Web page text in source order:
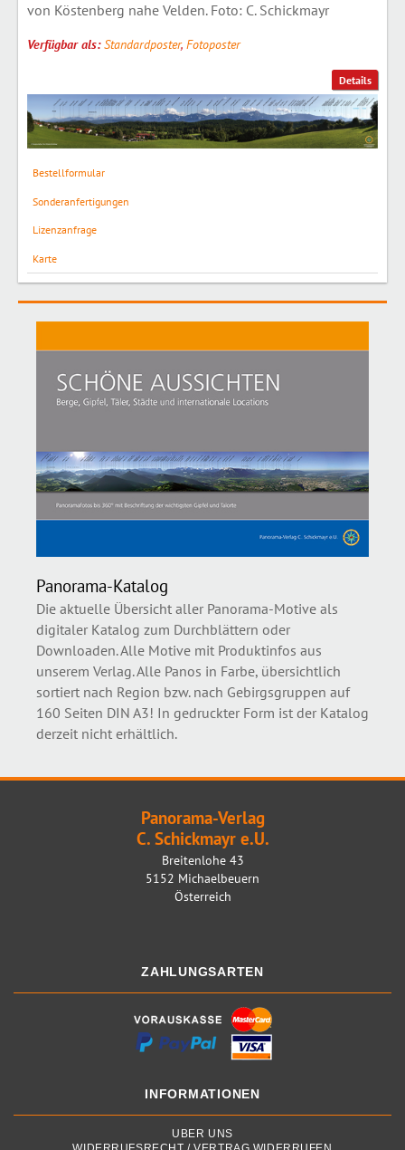
Details
von Köstenberg nahe Velden. Foto: C. Schickmayr
Verfügbar als:Standardposter, Fotoposter
Bestellformular
Sonderanfertigungen
Lizenzanfrage
Karte
Panorama-Katalog
Die aktuelle Übersicht aller Panorama-Motive als
digitaler Katalog zum Durchblättern oder
Downloaden. Alle Motive mit Produktinfos aus
unserem Verlag. Alle Panos in Farbe, übersichtlich
sortiert nach Region bzw. nach Gebirgsgruppen auf
160 Seiten DIN A3! In gedruckter Form ist der Katalog
derzeit nicht erhältlich.
Panorama-Verlag
C. Schickmayr e.U.
Breitenlohe 43
5152 Michaelbeuern
Österreich
ZAHLUNGSARTEN
INFORMATIONEN
ÜBER UNS